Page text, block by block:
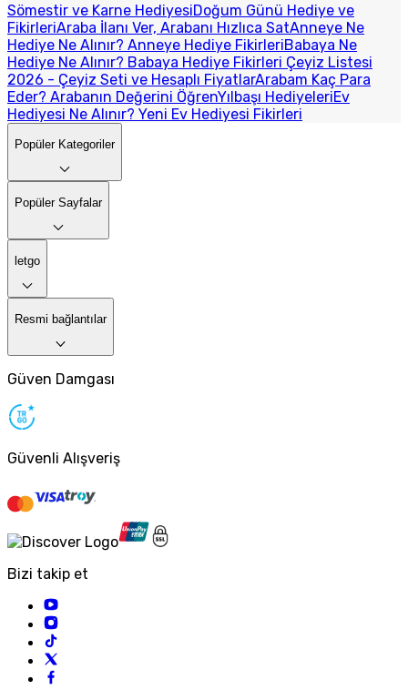
Sömestir ve Karne HediyesiDoğum Günü Hediye ve
FikirleriAraba İlanı Ver, Arabanı Hızlıca SatAnneye Ne
Hediye Ne Alınır? Anneye Hediye FikirleriBabaya Ne
Hediye Ne Alınır? Babaya Hediye Fikirleri Çeyiz Listesi
2026 - Çeyiz Seti ve Hesaplı FiyatlarArabam Kaç Para
Eder? Arabanın Değerini ÖğrenYılbaşı HediyeleriEv
Hediyesi Ne Alınır? Yeni Ev Hediyesi Fikirleri
Popüler Kategoriler
Popüler Sayfalar
letgo
Resmi bağlantılar
Güven Damgası
Güvenli Alışveriş
Bizi takip et